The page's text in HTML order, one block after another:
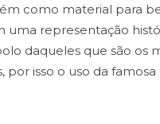
como material para
uma representação
daqueles que são os
por isso o uso da